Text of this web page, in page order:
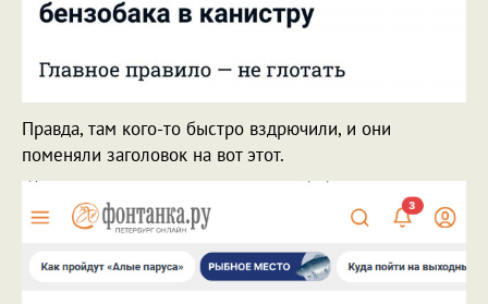
Правда, там кого-то быстро вздрючили, и они
поменяли заголовок на вот этот.